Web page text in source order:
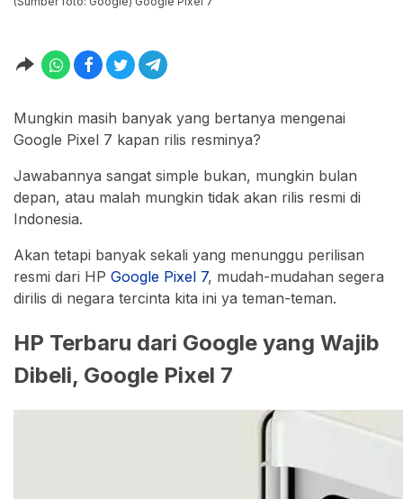
Mungkin masih banyak yang bertanya mengenai
Google Pixel 7 kapan rilis resminya?
Jawabannya sangat simple bukan, mungkin bulan
depan, atau malah mungkin tidak akan rilis resmi di
Indonesia.
Akan tetapi banyak sekali yang menunggu perilisan
resmi dari HP Google Pixel 7, mudah-mudahan segera
dirilis di negara tercinta kita ini ya teman-teman.
HP Terbaru dari Google yang Wajib
Dibeli, Google Pixel 7